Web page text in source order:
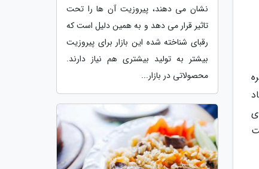
جهت
نشان می دهند، پیروزیت آن ها را تحت
تاثیر قرار می دهد و به همین دلیل است که
رقبای شناخته شده این بازار برای پیروزیت
بیشتر به تولید بیشتری هم نیاز دارند.
محصولاتی در بازار...